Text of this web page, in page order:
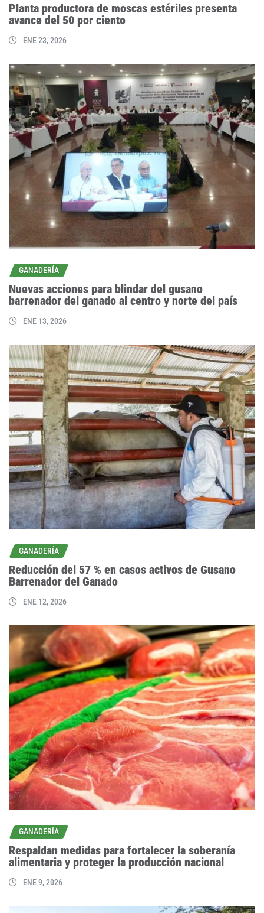
Planta productora de moscas estériles presenta
avance del 50 por ciento
ENE 23, 2026
GANADERÍA
Nuevas acciones para blindar del gusano
barrenador del ganado al centro y norte del país
ENE 13, 2026
GANADERÍA
Reducción del 57 % en casos activos de Gusano
Barrenador del Ganado
ENE 12, 2026
GANADERÍA
Respaldan medidas para fortalecer la soberanía
alimentaria y proteger la producción nacional
ENE 9, 2026